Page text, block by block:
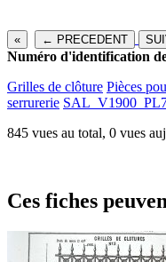
« ← PRECEDENT
Numéro d'identification
Grilles de clôture Pièces
serrurerie
845 vues au total, 0 vues
Ces fiches